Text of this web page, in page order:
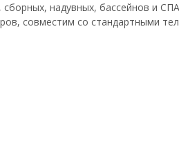
надувных, бассейнов и
совместим со стандартными